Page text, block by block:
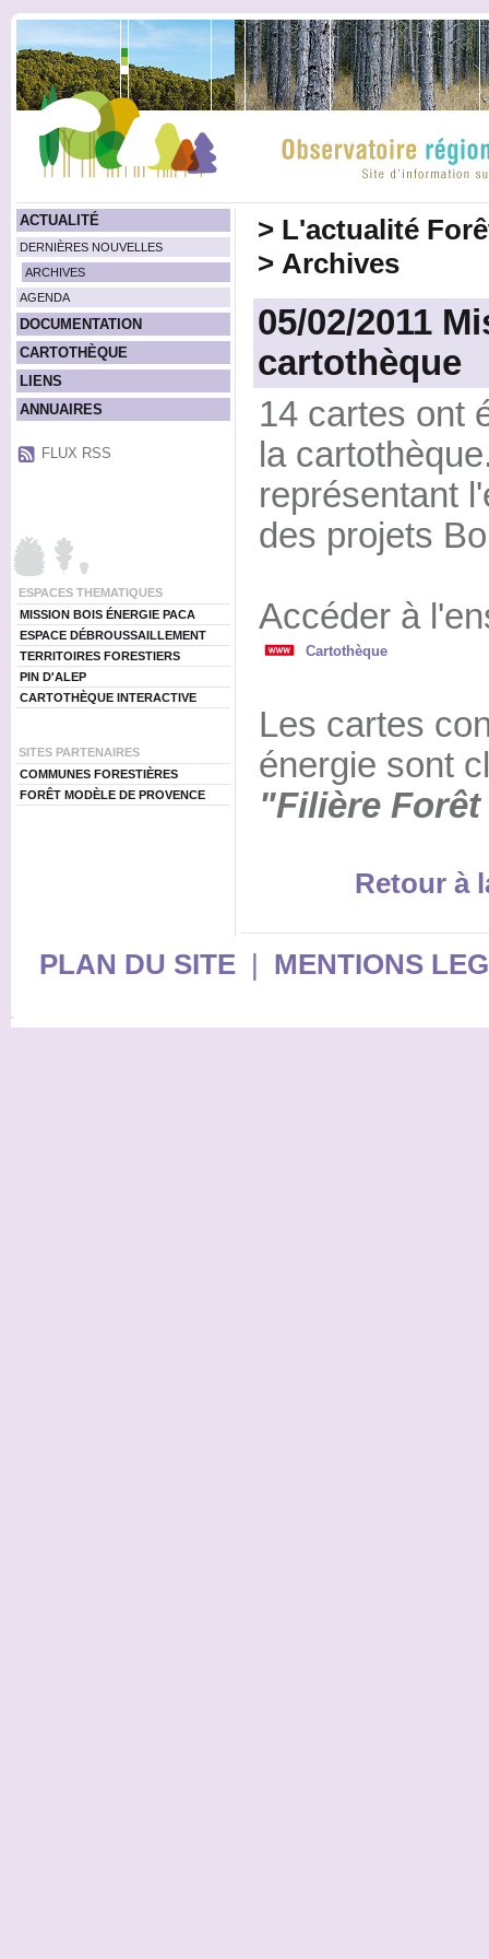
ACTUALITÉ
DERNIÈRES NOUVELLES
ARCHIVES
AGENDA
DOCUMENTATION
CARTOTHÈQUE
LIENS
ANNUAIRES
FLUX RSS
ESPACES THEMATIQUES
MISSION BOIS ÉNERGIE PACA
ESPACE DÉBROUSSAILLEMENT
TERRITOIRES FORESTIERS
PIN D'ALEP
CARTOTHÈQUE INTERACTIVE
SITES PARTENAIRES
COMMUNES FORESTIÈRES
FORÊT MODÈLE DE PROVENCE
> L'actualité
> Archives
05/02/2011
cartothèque
14 cartes ont
la
représentant
des projets
Accéder à
Cartothèque
Les cartes
énergie sont
"Filière
Retour à
PLAN DU SITE| MENTIONS